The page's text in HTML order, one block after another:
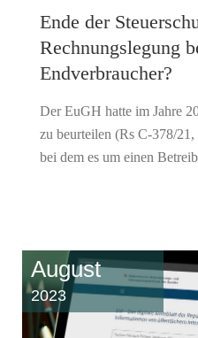
Ende der
Rechnungslegung
Endverbraucher?
Der EuGH hatte im Jahre
zu beurteilen (Rs C-378/
bei dem es um einen
August
2023